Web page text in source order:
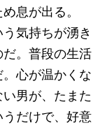
息が出る。
気持ちが湧き
。普段の生活
心が温かくな
男が、たまた
だけで、好意